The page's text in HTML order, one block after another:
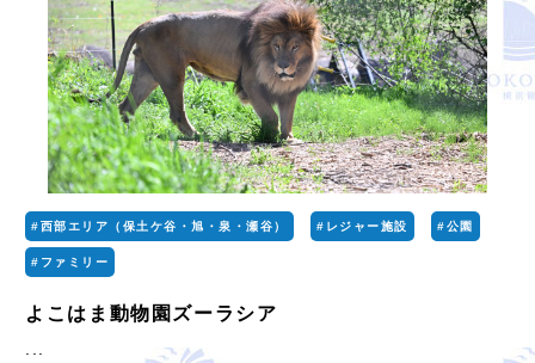
#西部エリア（保土ケ谷・旭・泉・瀬谷） #レジャー施設 #公園
#ファミリー
よこはま動物園ズーラシア